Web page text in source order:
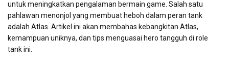
untuk meningkatkan pengalaman bermain game. Salah satu
pahlawan menonjol yang membuat heboh dalam peran tank
adalah Atlas. Artikel ini akan membahas kebangkitan Atlas,
kemampuan uniknya, dan tips menguasai hero tangguh di role
tank ini.